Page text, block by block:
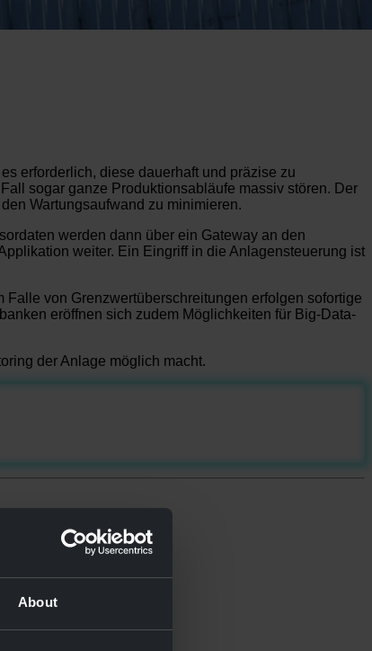
About
erforderlich, diese dauerhaft und präzise zu
sogar ganze Produktionsabläufe massiv stören. Der
Wartungsaufwand zu minimieren.
werden dann über ein Gateway an den
weiter. Ein Eingriff in die Anlagensteuerung ist
von Grenzwertüberschreitungen erfolgen sofortige
eröffnen sich zudem Möglichkeiten für Big-Data-
der Anlage möglich macht.